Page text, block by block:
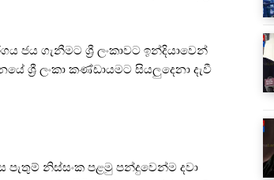
ජය ගැනීමට ශ්‍රී ලංකාවට ඉන්දියාවෙන්
ශ්‍රී ලංකා කණ්ඩායමට සියලුදෙනා දැවී
නිස්සංක පළමු පන්දුවෙන්ම දවා